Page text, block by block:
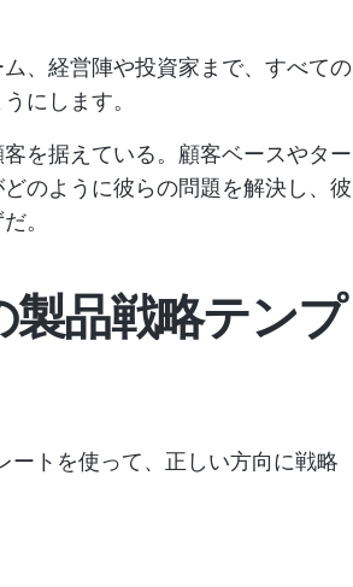
、経営陣や投資家まで、すべての
にします。
を据えている。顧客ベースやター
のように彼らの問題を解決し、彼
。
品戦略テンプ
ートを使って、正しい方向に戦略